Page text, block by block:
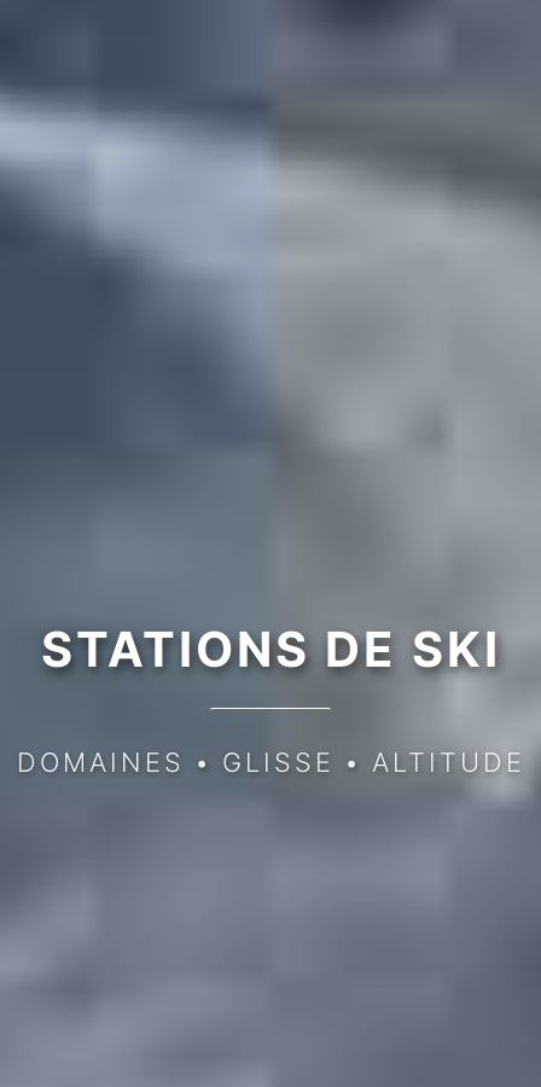
STATIONS DE SKI
DOMAINES • GLISSE • ALTITUDE